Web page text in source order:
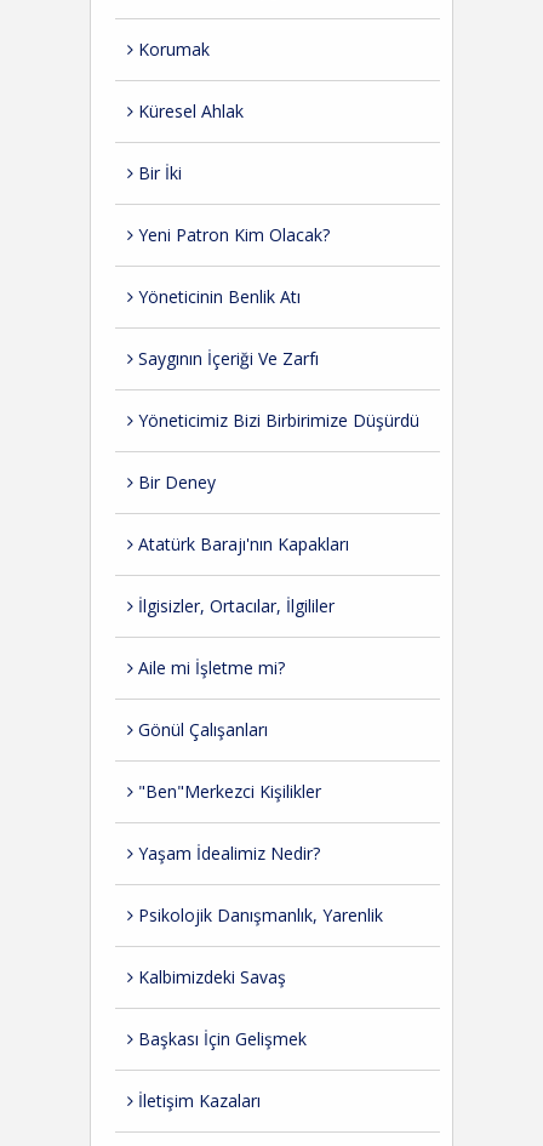
Korumak
Küresel Ahlak
Bir İki
Yeni Patron Kim Olacak?
Yöneticinin Benlik Atı
Saygının İçeriği Ve Zarfı
Yöneticimiz Bizi Birbirimize Düşürdü
Bir Deney
Atatürk Barajı'nın Kapakları
İlgisizler, Ortacılar, İlgililer
Aile mi İşletme mi?
Gönül Çalışanları
"Ben"Merkezci Kişilikler
Yaşam İdealimiz Nedir?
Psikolojik Danışmanlık, Yarenlik
Kalbimizdeki Savaş
Başkası İçin Gelişmek
İletişim Kazaları